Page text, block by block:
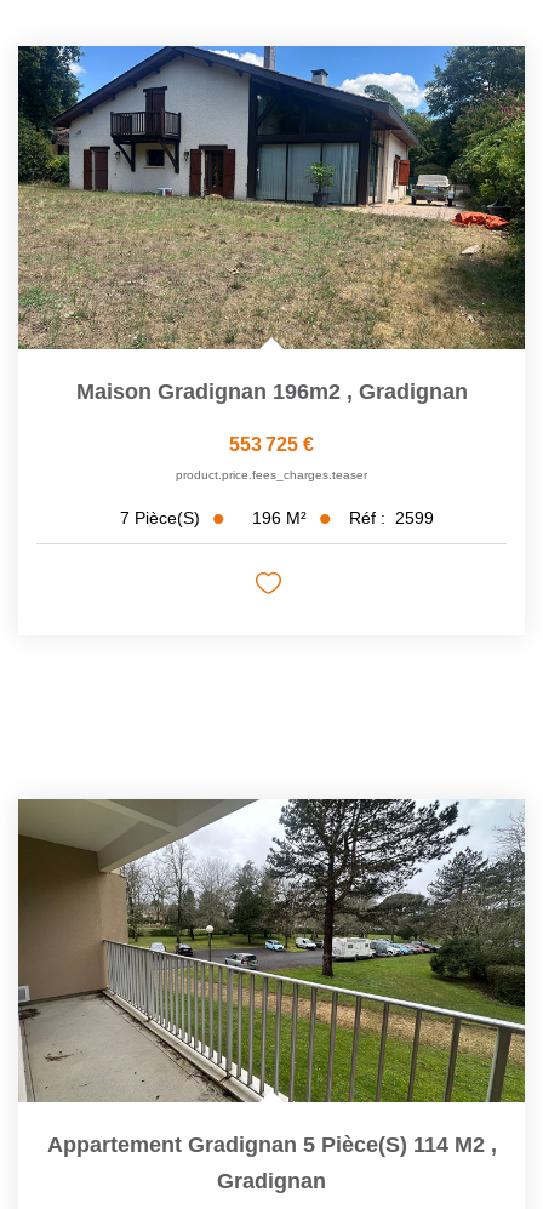
Maison Gradignan 196m2 , Gradignan
553 725 €
product.price.fees_charges.teaser
7 Pièce(s) 196 M² Réf : 2599
Appartement Gradignan 5 Pièce(s) 114 M2 ,
Gradignan